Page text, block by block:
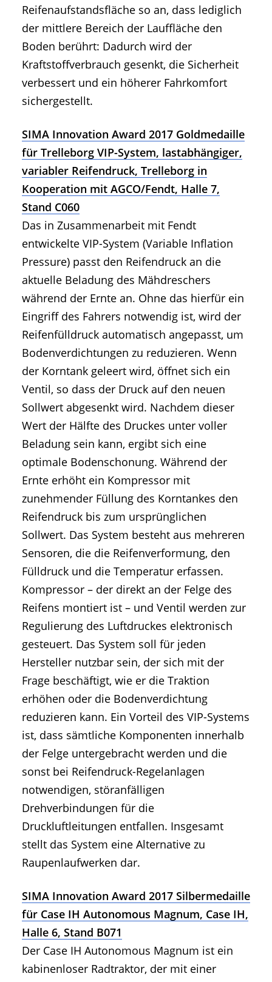
Reifenaufstandsfläche so an, dass lediglich
der mittlere Bereich der Lauffläche den
Boden berührt: Dadurch wird der
Kraftstoffverbrauch gesenkt, die Sicherheit
verbessert und ein höherer Fahrkomfort
sichergestellt.
SIMA Innovation Award 2017 Goldmedaille
für Trelleborg VIP-System, lastabhängiger,
variabler Reifendruck, Trelleborg in
Kooperation mit AGCO/Fendt, Halle 7,
Stand C060
Das in Zusammenarbeit mit Fendt
entwickelte VIP-System (Variable Inflation
Pressure) passt den Reifendruck an die
aktuelle Beladung des Mähdreschers
während der Ernte an. Ohne das hierfür ein
Eingriff des Fahrers notwendig ist, wird der
Reifenfülldruck automatisch angepasst, um
Bodenverdichtungen zu reduzieren. Wenn
der Korntank geleert wird, öffnet sich ein
Ventil, so dass der Druck auf den neuen
Sollwert abgesenkt wird. Nachdem dieser
Wert der Hälfte des Druckes unter voller
Beladung sein kann, ergibt sich eine
optimale Bodenschonung. Während der
Ernte erhöht ein Kompressor mit
zunehmender Füllung des Korntankes den
Reifendruck bis zum ursprünglichen
Sollwert. Das System besteht aus mehreren
Sensoren, die die Reifenverformung, den
Fülldruck und die Temperatur erfassen.
Kompressor – der direkt an der Felge des
Reifens montiert ist – und Ventil werden zur
Regulierung des Luftdruckes elektronisch
gesteuert. Das System soll für jeden
Hersteller nutzbar sein, der sich mit der
Frage beschäftigt, wie er die Traktion
erhöhen oder die Bodenverdichtung
reduzieren kann. Ein Vorteil des VIP-Systems
ist, dass sämtliche Komponenten innerhalb
der Felge untergebracht werden und die
sonst bei Reifendruck-Regelanlagen
notwendigen, störanfälligen
Drehverbindungen für die
Druckluftleitungen entfallen. Insgesamt
stellt das System eine Alternative zu
Raupenlaufwerken dar.
SIMA Innovation Award 2017 Silbermedaille
für Case IH Autonomous Magnum, Case IH,
Halle 6, Stand B071
Der Case IH Autonomous Magnum ist ein
kabinenloser Radtraktor, der mit einer